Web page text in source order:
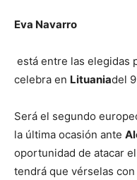
Eva Navarro
está entre las elegidas
celebra en Lituaniadel
Será el segundo
la última ocasión ante
oportunidad de atacar
tendrá que vérselas con